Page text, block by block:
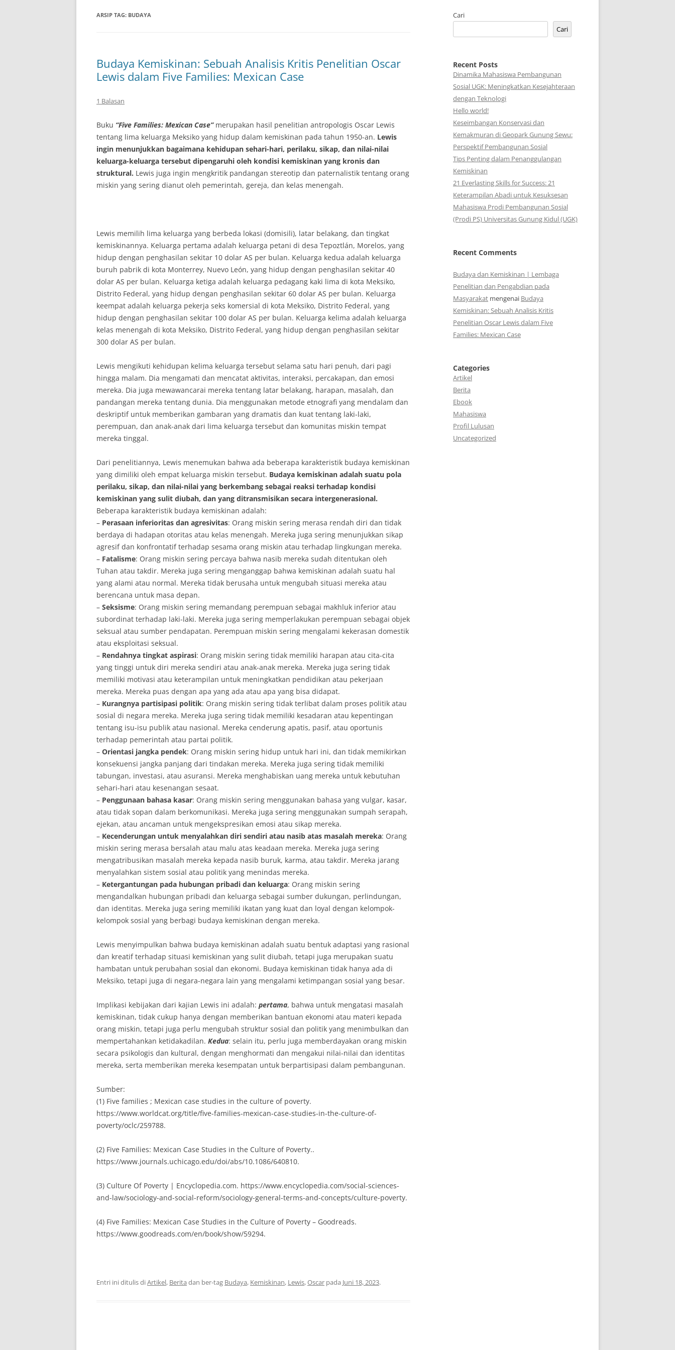
ARSIP TAG: BUDAYA
Budaya Kemiskinan: Sebuah Analisis Kritis Penelitian Oscar
Lewis dalam Five Families: Mexican Case
1 Balasan
Buku “Five Families: Mexican Case”merupakan hasil penelitian antropologis Oscar Lewis
tentang lima keluarga Meksiko yang hidup dalam kemiskinan pada tahun 1950-an. Lewis
ingin menunjukkan bagaimana kehidupan sehari-hari, perilaku, sikap, dan nilai-nilai
keluarga-keluarga tersebut dipengaruhi oleh kondisi kemiskinan yang kronis dan
struktural. Lewis juga ingin mengkritik pandangan stereotip dan paternalistik tentang orang
miskin yang sering dianut oleh pemerintah, gereja, dan kelas menengah.
Lewis memilih lima keluarga yang berbeda lokasi (domisili), latar belakang, dan tingkat
kemiskinannya. Keluarga pertama adalah keluarga petani di desa Tepoztlán, Morelos, yang
hidup dengan penghasilan sekitar 10 dolar AS per bulan. Keluarga kedua adalah keluarga
buruh pabrik di kota Monterrey, Nuevo León, yang hidup dengan penghasilan sekitar 40
dolar AS per bulan. Keluarga ketiga adalah keluarga pedagang kaki lima di kota Meksiko,
Distrito Federal, yang hidup dengan penghasilan sekitar 60 dolar AS per bulan. Keluarga
keempat adalah keluarga pekerja seks komersial di kota Meksiko, Distrito Federal, yang
hidup dengan penghasilan sekitar 100 dolar AS per bulan. Keluarga kelima adalah keluarga
kelas menengah di kota Meksiko, Distrito Federal, yang hidup dengan penghasilan sekitar
300 dolar AS per bulan.
Lewis mengikuti kehidupan kelima keluarga tersebut selama satu hari penuh, dari pagi
hingga malam. Dia mengamati dan mencatat aktivitas, interaksi, percakapan, dan emosi
mereka. Dia juga mewawancarai mereka tentang latar belakang, harapan, masalah, dan
pandangan mereka tentang dunia. Dia menggunakan metode etnografi yang mendalam dan
deskriptif untuk memberikan gambaran yang dramatis dan kuat tentang laki-laki,
perempuan, dan anak-anak dari lima keluarga tersebut dan komunitas miskin tempat
mereka tinggal.
Dari penelitiannya, Lewis menemukan bahwa ada beberapa karakteristik budaya kemiskinan
yang dimiliki oleh empat keluarga miskin tersebut. Budaya kemiskinan adalah suatu pola
perilaku, sikap, dan nilai-nilai yang berkembang sebagai reaksi terhadap kondisi
kemiskinan yang sulit diubah, dan yang ditransmisikan secara intergenerasional.
Beberapa karakteristik budaya kemiskinan adalah:
– Perasaan inferioritas dan agresivitas: Orang miskin sering merasa rendah diri dan tidak
berdaya di hadapan otoritas atau kelas menengah. Mereka juga sering menunjukkan sikap
agresif dan konfrontatif terhadap sesama orang miskin atau terhadap lingkungan mereka.
– Fatalisme: Orang miskin sering percaya bahwa nasib mereka sudah ditentukan oleh
Tuhan atau takdir. Mereka juga sering menganggap bahwa kemiskinan adalah suatu hal
yang alami atau normal. Mereka tidak berusaha untuk mengubah situasi mereka atau
berencana untuk masa depan.
– Seksisme: Orang miskin sering memandang perempuan sebagai makhluk inferior atau
subordinat terhadap laki-laki. Mereka juga sering memperlakukan perempuan sebagai objek
seksual atau sumber pendapatan. Perempuan miskin sering mengalami kekerasan domestik
atau eksploitasi seksual.
– Rendahnya tingkat aspirasi: Orang miskin sering tidak memiliki harapan atau cita-cita
yang tinggi untuk diri mereka sendiri atau anak-anak mereka. Mereka juga sering tidak
memiliki motivasi atau keterampilan untuk meningkatkan pendidikan atau pekerjaan
mereka. Mereka puas dengan apa yang ada atau apa yang bisa didapat.
– Kurangnya partisipasi politik: Orang miskin sering tidak terlibat dalam proses politik atau
sosial di negara mereka. Mereka juga sering tidak memiliki kesadaran atau kepentingan
tentang isu-isu publik atau nasional. Mereka cenderung apatis, pasif, atau oportunis
terhadap pemerintah atau partai politik.
– Orientasi jangka pendek: Orang miskin sering hidup untuk hari ini, dan tidak memikirkan
konsekuensi jangka panjang dari tindakan mereka. Mereka juga sering tidak memiliki
tabungan, investasi, atau asuransi. Mereka menghabiskan uang mereka untuk kebutuhan
sehari-hari atau kesenangan sesaat.
– Penggunaan bahasa kasar: Orang miskin sering menggunakan bahasa yang vulgar, kasar,
atau tidak sopan dalam berkomunikasi. Mereka juga sering menggunakan sumpah serapah,
ejekan, atau ancaman untuk mengekspresikan emosi atau sikap mereka.
– Kecenderungan untuk menyalahkan diri sendiri atau nasib atas masalah mereka: Orang
miskin sering merasa bersalah atau malu atas keadaan mereka. Mereka juga sering
mengatribusikan masalah mereka kepada nasib buruk, karma, atau takdir. Mereka jarang
menyalahkan sistem sosial atau politik yang menindas mereka.
– Ketergantungan pada hubungan pribadi dan keluarga: Orang miskin sering
mengandalkan hubungan pribadi dan keluarga sebagai sumber dukungan, perlindungan,
dan identitas. Mereka juga sering memiliki ikatan yang kuat dan loyal dengan kelompok-
kelompok sosial yang berbagi budaya kemiskinan dengan mereka.
Lewis menyimpulkan bahwa budaya kemiskinan adalah suatu bentuk adaptasi yang rasional
dan kreatif terhadap situasi kemiskinan yang sulit diubah, tetapi juga merupakan suatu
hambatan untuk perubahan sosial dan ekonomi. Budaya kemiskinan tidak hanya ada di
Meksiko, tetapi juga di negara-negara lain yang mengalami ketimpangan sosial yang besar.
Implikasi kebijakan dari kajian Lewis ini adalah: pertama, bahwa untuk mengatasi masalah
kemiskinan, tidak cukup hanya dengan memberikan bantuan ekonomi atau materi kepada
orang miskin, tetapi juga perlu mengubah struktur sosial dan politik yang menimbulkan dan
mempertahankan ketidakadilan. Kedua: selain itu, perlu juga memberdayakan orang miskin
secara psikologis dan kultural, dengan menghormati dan mengakui nilai-nilai dan identitas
mereka, serta memberikan mereka kesempatan untuk berpartisipasi dalam pembangunan.
Sumber:
(1) Five families ; Mexican case studies in the culture of poverty.
https://www.worldcat.org/title/five-families-mexican-case-studies-in-the-culture-of-
poverty/oclc/259788.
(2) Five Families: Mexican Case Studies in the Culture of Poverty..
https://www.journals.uchicago.edu/doi/abs/10.1086/640810.
(3) Culture Of Poverty | Encyclopedia.com. https://www.encyclopedia.com/social-sciences-
and-law/sociology-and-social-reform/sociology-general-terms-and-concepts/culture-poverty.
(4) Five Families: Mexican Case Studies in the Culture of Poverty – Goodreads.
https://www.goodreads.com/en/book/show/59294.
Entri ini ditulis diArtikel, Berita dan ber-tag Budaya, Kemiskinan, Lewis,Oscar pada Juni 18, 2023.
Cari
Cari
Recent Posts
Dinamika Mahasiswa Pembangunan
Sosial UGK: Meningkatkan Kesejahteraan
dengan Teknologi
Hello world!
Keseimbangan Konservasi dan
Kemakmuran di Geopark Gunung Sewu:
Perspektif Pembangunan Sosial
Tips Penting dalam Penanggulangan
Kemiskinan
21 Everlasting Skills for Success: 21
Keterampilan Abadi untuk Kesuksesan
Mahasiswa Prodi Pembangunan Sosial
(Prodi PS) Universitas Gunung Kidul (UGK)
Recent Comments
Budaya dan Kemiskinan | Lembaga
Penelitian dan Pengabdian pada
Masyarakat mengenai Budaya
Kemiskinan: Sebuah Analisis Kritis
Penelitian Oscar Lewis dalam Five
Families: Mexican Case
Categories
Artikel
Berita
Ebook
Mahasiswa
Profil Lulusan
Uncategorized